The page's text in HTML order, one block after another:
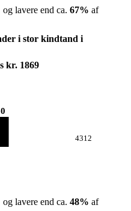
og lavere end ca. 67% af
i stor kindtand i
kr. 1869
4312
og lavere end ca. 48% af